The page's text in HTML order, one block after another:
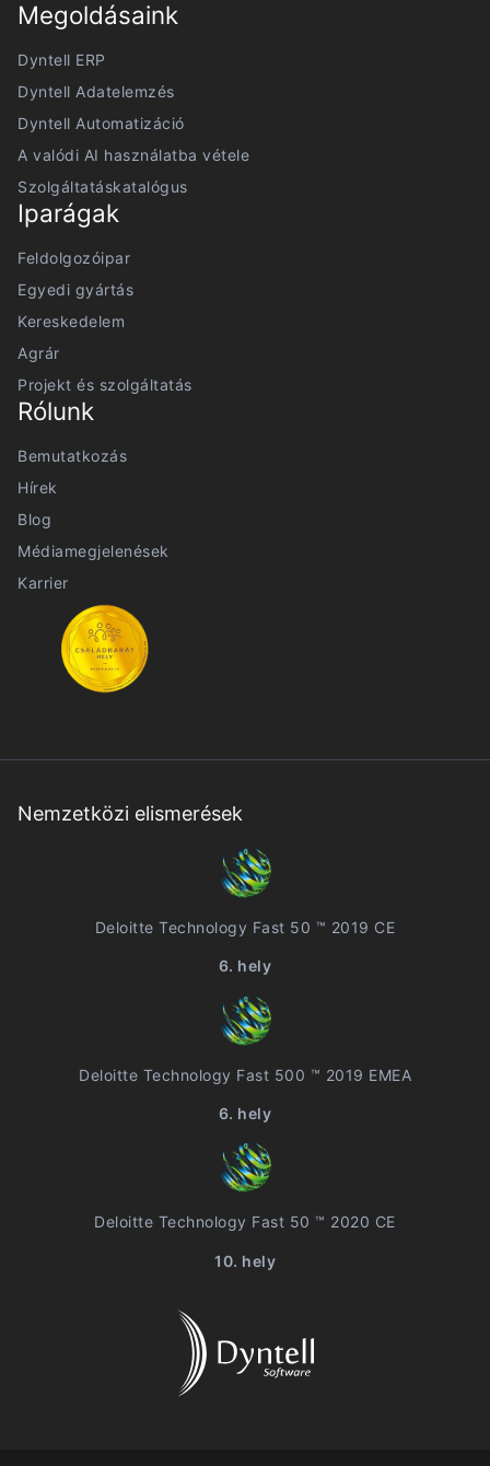
Megoldásaink
Dyntell ERP
Dyntell Adatelemzés
Dyntell Automatizáció
A valódi AI használatba vétele
Szolgáltatáskatalógus
Iparágak
Feldolgozóipar
Egyedi gyártás
Kereskedelem
Agrár
Projekt és szolgáltatás
Rólunk
Bemutatkozás
Hírek
Blog
Médiamegjelenések
Karrier
Nemzetközi elismerések
Deloitte Technology Fast 50 ™ 2019 CE
6. hely
Deloitte Technology Fast 500 ™ 2019 EMEA
6. hely
Deloitte Technology Fast 50 ™ 2020 CE
10. hely